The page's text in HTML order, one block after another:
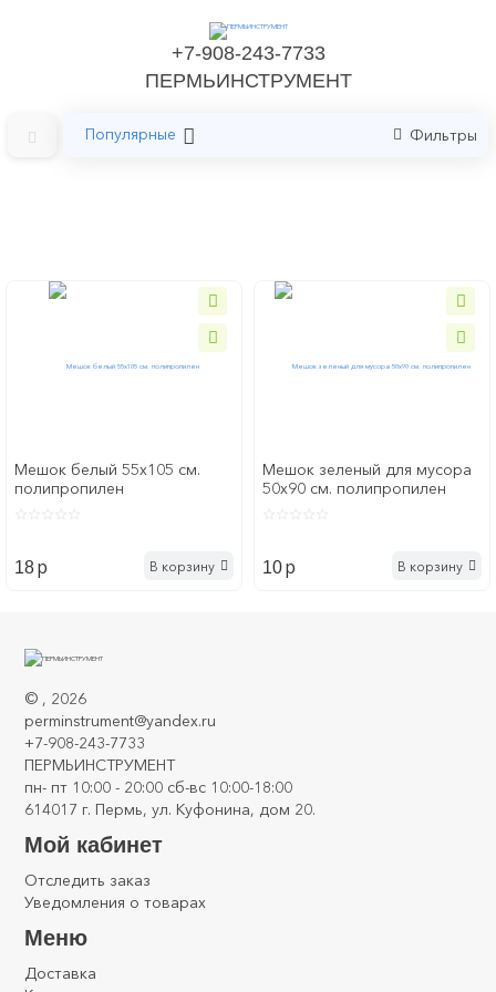
+7-908-243-7733
ПЕРМЬИНСТРУМЕНТ
Популярные Фильтры
Главная
Строительные материаллы
Мешки для строительного мусора
Мешки для строительного мусора
Мешок белый 55x105 см.
полипропилен
18p В корзину
Мешок зеленый для мусора
50x90 см. полипропилен
10p В корзину
© , 2026
perminstrument@yandex.ru
+7-908-243-7733
ПЕРМЬИНСТРУМЕНТ
пн- пт 10:00 - 20:00 сб-вс 10:00-18:00
614017 г. Пермь, ул. Куфонина, дом 20.
Мой кабинет
Отследить заказ
Уведомления о товарах
Меню
Доставка